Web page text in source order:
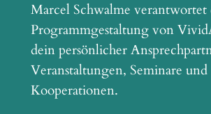
Marcel Schwalme verantwortet
Programmgestaltung von
dein persönlicher
Veranstaltungen, Seminare und
Kooperationen.